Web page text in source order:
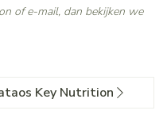
of e-mail, dan bekijken we
Key Nutrition